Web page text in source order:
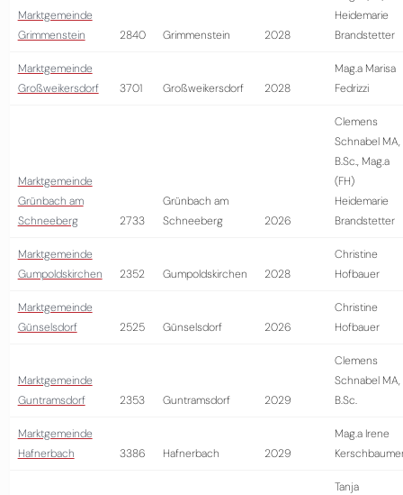
Marktgemeinde
Grimmenstein
2840 Grimmenstein 2028
Heidemarie
Brandstetter
Marktgemeinde
Großweikersdorf
3701 Großweikersdorf 2028
Mag.a Marisa
Fedrizzi
Marktgemeinde
Grünbach am
Schneeberg
2733
Grünbach am
Schneeberg
2026
Clemens
Schnabel MA,
B.Sc., Mag.a
(FH)
Heidemarie
Brandstetter
Marktgemeinde
Gumpoldskirchen
2352 Gumpoldskirchen 2028
Christine
Hofbauer
Marktgemeinde
Günselsdorf
2525 Günselsdorf 2026
Christine
Hofbauer
Marktgemeinde
Guntramsdorf
2353 Guntramsdorf 2029
Clemens
Schnabel MA,
B.Sc.
Marktgemeinde
Hafnerbach
3386 Hafnerbach 2029
Mag.a Irene
Tanja